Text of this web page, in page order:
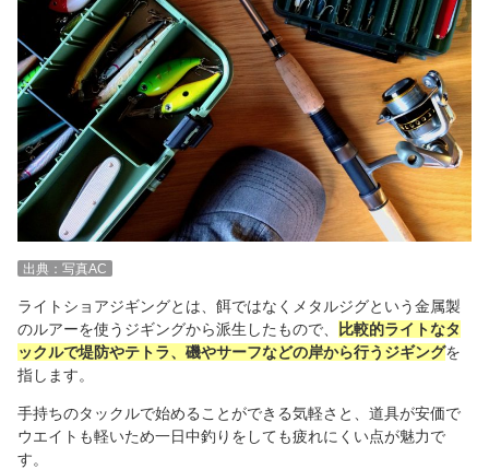
出典：写真AC
ライトショアジギングとは、餌ではなくメタルジグという金属製
のルアーを使うジギングから派生したもので、
比較的ライトなタ
ックルで堤防やテトラ、磯やサーフなどの岸から行うジギングを
指します。
手持ちのタックルで始めることができる気軽さと、道具が安価で
ウエイトも軽いため一日中釣りをしても疲れにくい点が魅力で
す。